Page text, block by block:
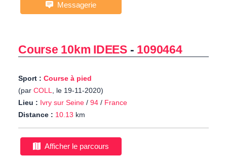
Messagerie
Course 10km IDEES - 1090464
Sport : Course à pied
(par COLL, le 19-11-2020)
Lieu : Ivry sur Seine / 94 / France
Distance : 10.13 km
Afficher le parcours